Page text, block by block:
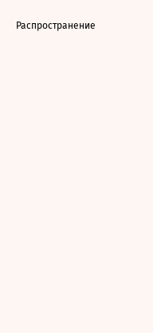
Распространение